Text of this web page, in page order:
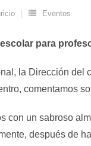
Eventos
para
la Dirección del
comentamos
con un sabroso
después de